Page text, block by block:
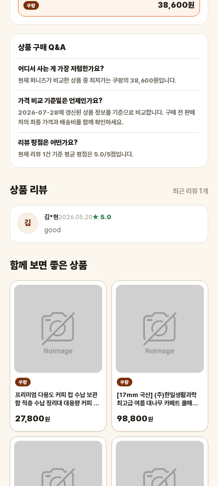
쿠팡 38,600원
상품 구매 Q&A
어디서 사는 게 가장 저렴한가요?
현재 퍼니즈가 비교한 상품 중 최저가는 쿠팡의 38,600원입니다.
가격 비교 기준일은 언제인가요?
2026-07-28에 갱신된 상품 정보를 기준으로 비교합니다. 구매 전 판매
처의 최종 가격과 배송비를 함께 확인하세요.
리뷰 평점은 어떤가요?
현재 리뷰 1건 기준 평균 평점은 5.0/5점입니다.
상품 리뷰 최근 리뷰 1개
김
김*현2026.05.20★ 5.0
good
함께 보면 좋은 상품
쿠팡
프리미엄 다용도 커피 컵 수납 보관
함 적층 수납 정리대 대용량 커피 트
27,800원
쿠팡
[17mm 국산] (주)한일생활과학
최고급 여름 대나무 카페트 쿨매트
침대 장판 자리_두꺼운 폭신한 튼튼
98,800원